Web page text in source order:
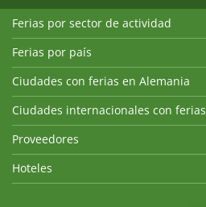
Ferias por sector de actividad
Ferias por país
Ciudades con ferias en Alemania
Ciudades internacionales con ferias
Proveedores
Hoteles